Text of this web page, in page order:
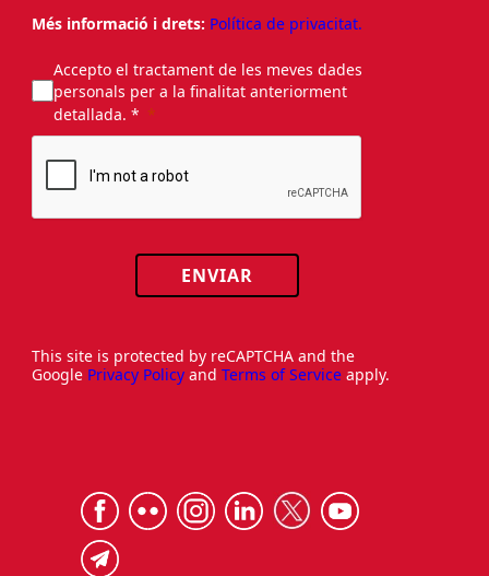
Més informació i drets: Política de privacitat.
Accepto el tractament de les meves dades
personals per a la finalitat anteriorment
detallada. *
ENVIAR
This site is protected by reCAPTCHA and the
Google Privacy Policy and Terms of Service apply.